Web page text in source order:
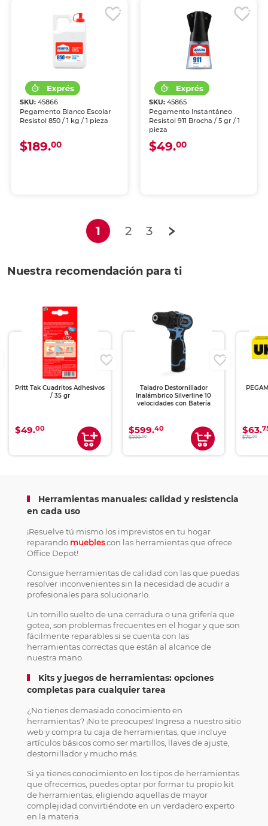
SKU:45866
Pegamento Blanco Escolar
Resistol 850 / 1 kg / 1 pieza
$189.00
SKU: 45865
Pegamento Instantáneo
Resistol 911 Brocha / 5 gr / 1
pieza
$49.00
1 (current)
2 3
Nuestra recomendación para ti
Pritt Tak Cuadritos Adhesivos
/ 35 gr
$49.00
Taladro Destornillador
Inalámbrico Silverline 10
velocidades con Batería
$599.40
$999.00
$63.
$75.00
Herramientas manuales: calidad y resistencia
en cada uso
¡Resuelve tú mismo los imprevistos en tu hogar
reparando mueblescon las herramientas que ofrece
Office Depot!
Consigue herramientas de calidad con las que puedas
resolver inconvenientes sin la necesidad de acudir a
profesionales para solucionarlo.
Un tornillo suelto de una cerradura o una grifería que
gotea, son problemas frecuentes en el hogar y que son
fácilmente reparables si se cuenta con las
herramientas correctas que están al alcance de
nuestra mano.
Kits y juegos de herramientas: opciones
completas para cualquier tarea
¿No tienes demasiado conocimiento en
herramientas? ¡No te preocupes! Ingresa a nuestro sitio
web y compra tu caja de herramientas, que incluye
artículos básicos como ser martillos, llaves de ajuste,
destornillador y mucho más.
Si ya tienes conocimiento en los tipos de herramientas
que ofrecemos, puedes optar por formar tu propio kit
de herramientas, eligiendo aquellas de mayor
complejidad convirtiéndote en un verdadero experto
en la materia.